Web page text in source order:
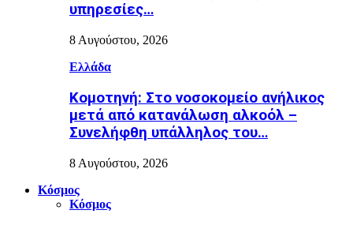
υπηρεσίες…
8 Αυγούστου, 2026
Ελλάδα
Κομοτηνή: Στο νοσοκομείο ανήλικος
μετά από κατανάλωση αλκοόλ –
Συνελήφθη υπάλληλος του…
8 Αυγούστου, 2026
Κόσμος
Κόσμος